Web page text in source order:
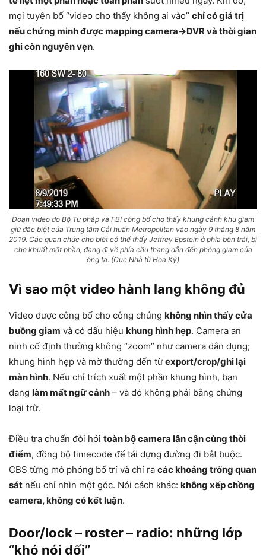
mọi tuyên bố “video cho thấy không ai vào” chỉ có giá trị
nếu chứng minh được mapping camera→DVR và thời gian
ghi còn nguyên vẹn.
Đoạn video do Bộ Tư pháp và FBI công bố cho thấy khung cảnh khu giam
giữ đặc biệt của Trung tâm Cải huấn Metropolitan vào ngày 9 tháng 8 năm
2019. Các quan chức cho biết có thể thấy Jeffrey Epstein ở phía bên trái, bị
che khuất một phần, đang đi về phía cầu thang dẫn đến phòng giam của
ông ta. (Cục Nhà tù Hoa Kỳ)
Vì sao một video hành lang không đủ
Video được công bố cho công chúng không nhìn thấy cửa
buồng giam và có dấu hiệu khung hình hẹp. Camera an
ninh cố định thường không “zoom” như camera dân dụng;
khung hình hẹp và mờ thường đến từexport/crop/ghi lại
màn hình. Nếu chỉ trích xuất một phần khung hình, bạn
đang làm mất ngữ cảnh – và đó không phải bằng chứng
loại trừ.
Điều tra chuẩn đòi hỏi toàn bộ camera lân cận cùng thời
điểm, đồng bộ timecode để tái dựng đường đi bắt buộc.
CBS từng mô phỏng bố trí và chỉ ra các khoảng trống quan
sát nếu chỉ nhìn một góc. Nói cách khác: không xếp chồng
camera, không có kết luận.
Door/lock – roster – radio: những lớp
“khó nói dối”